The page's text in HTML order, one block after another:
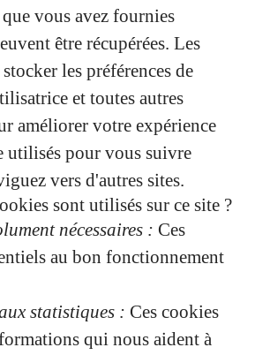
vous avez fournies
être récupérées. Les
les préférences de
et toutes autres
améliorer votre expérience
utilisés pour vous suivre
vers d'autres sites.
sont utilisés sur ce site ?
nécessaires : Ces
au bon fonctionnement
statistiques : Ces cookies
qui nous aident à